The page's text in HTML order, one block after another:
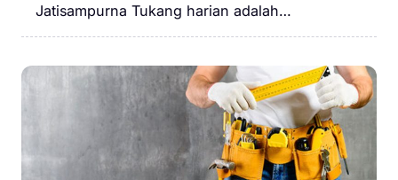
Jatisampurna Tukang harian adalah…